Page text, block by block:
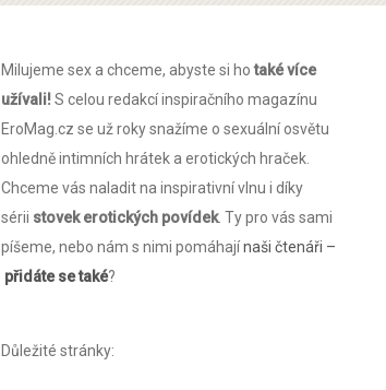
Milujeme sex a chceme, abyste si hotaké více
užívali!S celou redakcí inspiračního magazínu
EroMag.cz se už roky snažíme o sexuální osvětu
ohledně intimních hrátek a erotických hraček.
Chceme vás naladit na inspirativní vlnu i díky
sérii stovek erotických povídek. Ty pro vás sami
píšeme, nebo nám s nimi pomáhajínaši čtenáři –
přidáte se také?
Důležité stránky: